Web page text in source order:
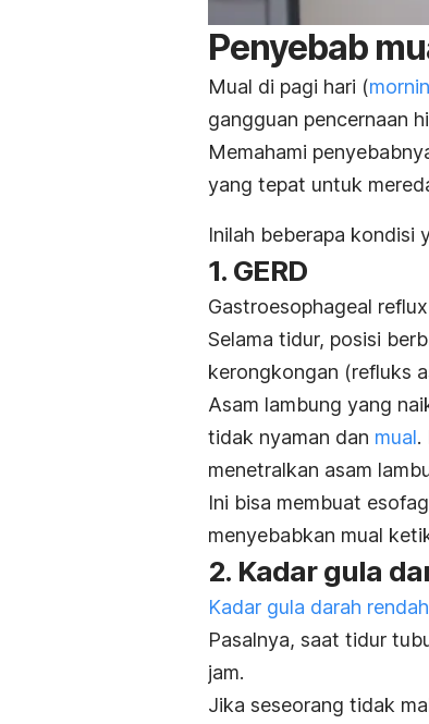
Penyebab
Mual di pagi hari (
gangguan pencernaan
Memahami
yang tepat untuk
Inilah beberapa kondisi
1. GERD
Gastroesophageal
Selama tidur, posisi
kerongkongan (refluks
Asam lambung yang
tidak nyaman dan mual.
menetralkan asam
Ini bisa membuat
menyebabkan mual
2. Kadar gula
Kadar gula darah rendah
Pasalnya, saat tidur
jam.
Jika seseorang tidak